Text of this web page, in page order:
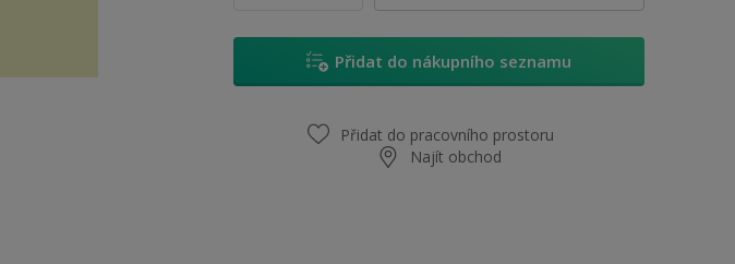
Přidat do nákupního seznamu
Přidat do pracovního prostoru
Najít obchod